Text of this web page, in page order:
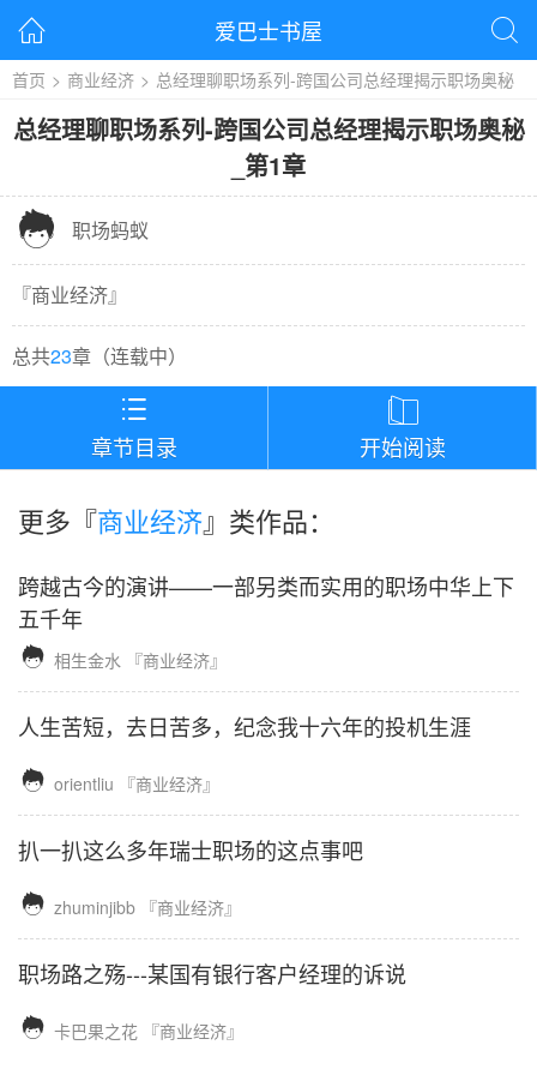
 爱巴士书屋 
首页 > 商业经济 > 总经理聊职场系列-跨国公司总经理揭示职场奥秘
总经理聊职场系列-跨国公司总经理揭示职场奥秘
第1章
 职场蚂蚁
『商业经济』
总共23章（连载中）

章节目录

开始阅读
更多『商业经济』类作品：
跨越古今的演讲——一部另类而实用的职场中华上下
五千年
 相生金水 『商业经济』
人生苦短，去日苦多，纪念我十六年的投机生涯
 orientliu 『商业经济』
扒一扒这么多年瑞士职场的这点事吧
 zhuminjibb 『商业经济』
职场路之殇---某国有银行客户经理的诉说
 卡巴果之花 『商业经济』